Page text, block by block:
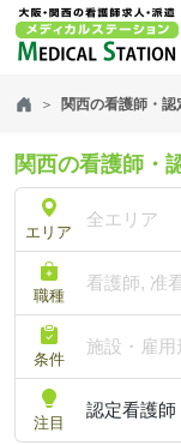
関西の看護師・
関西の看護師・
エリア
全エリア
職種
看護師, 准
条件
施設・雇用
注目
認定看護